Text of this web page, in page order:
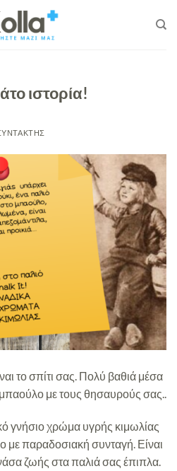
ιστορία!
το σπίτι σας. Πολύ βαθιά μέσα
μπαούλο με τους θησαυρούς σας..
γνήσιο χρώμα υγρής κιμωλίας
με παραδοσιακή συνταγή. Είναι
ζωής στα παλιά σας έπιπλα.